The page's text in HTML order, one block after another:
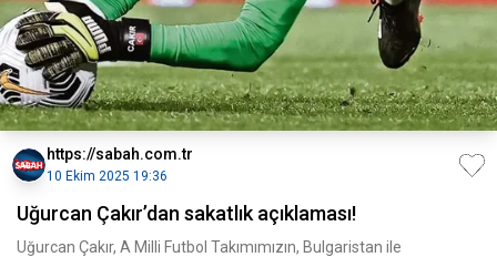
https://sabah.com.tr
10 Ekim 2025 19:36
Uğurcan Çakır’dan sakatlık açıklaması!
Uğurcan Çakır, A Milli Futbol Takımımızın, Bulgaristan ile